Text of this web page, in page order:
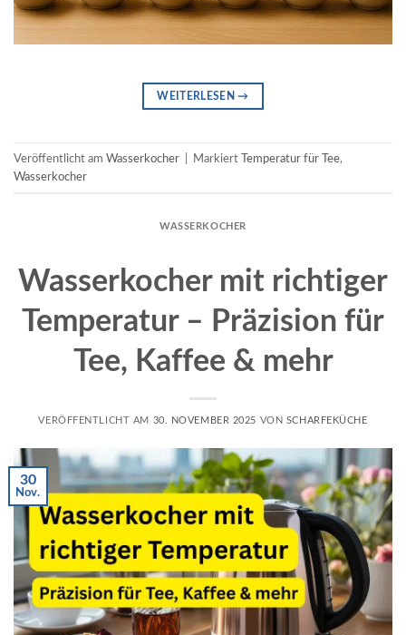
WEITERLESEN→
Veröffentlicht am Wasserkocher Markiert Temperatur für Tee,
Wasserkocher
WASSERKOCHER
Wasserkocher mit richtiger
Temperatur – Präzision für
Tee, Kaffee & mehr
VERÖFFENTLICHT AM 30. NOVEMBER 2025 VON SCHARFEKÜCHE
30
Nov.